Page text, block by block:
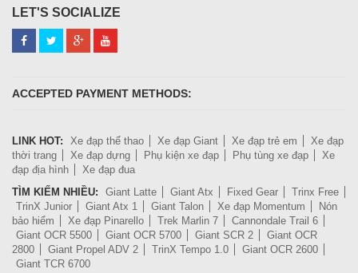
LET'S SOCIALIZE
ACCEPTED PAYMENT METHODS:
LINK HOT: Xe đạp thể thao Xe đạp Giant Xe đạp trẻ em
Xe đạp
thời trang
Xe đạp dựng Phụ kiện xe đạp Phụ tùng xe đạp
Xe
đạp địa hình
Xe đạp đua
TÌM KIẾM NHIỀU:
Giant Latte Giant Atx Fixed Gear
Trinx Free
TrinX Junior
Giant Atx 1 Giant Talon Xe đạp Momentum
Nón
bảo hiểm
Xe đạp Pinarello Trek Marlin 7
Cannondale Trail 6
Giant OCR 5500
Giant OCR 5700 Giant SCR 2
Giant OCR
2800
Giant Propel ADV 2 TrinX Tempo 1.0
Giant OCR 2600
Giant TCR 6700